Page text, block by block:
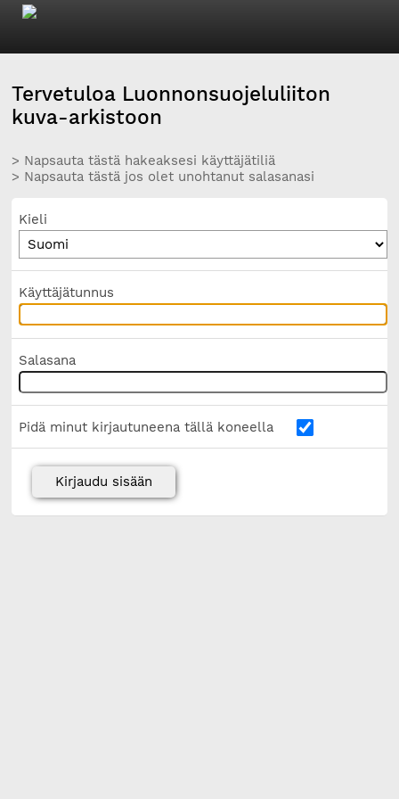
Tervetuloa Luonnonsuojeluliiton
kuva-arkistoon
> Napsauta tästä hakeaksesi käyttäjätiliä
> Napsauta tästä jos olet unohtanut salasanasi
Kieli
Käyttäjätunnus
Salasana
Pidä minut kirjautuneena tällä koneella